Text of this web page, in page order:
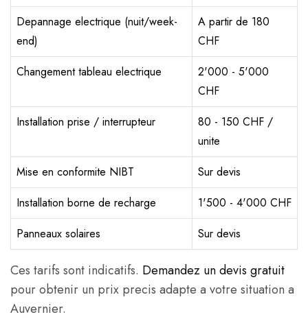
Depannage electrique (nuit/week-
end)
A partir de 180
CHF
Changement tableau electrique
2'000 - 5'000
CHF
Installation prise / interrupteur
80 - 150 CHF /
unite
Mise en conformite NIBT
Sur devis
Installation borne de recharge
1'500 - 4'000 CHF
Panneaux solaires
Sur devis
Ces tarifs sont indicatifs. Demandez un devis gratuit
pour obtenir un prix precis adapte a votre situation a
Auvernier.